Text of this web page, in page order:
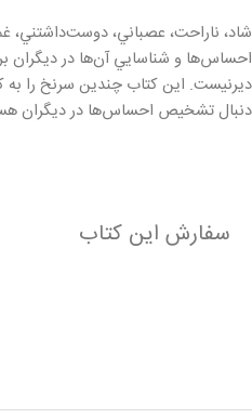
شاد، ناراحت، عصباني، دوست‌داشتني،
احساس‌ها و شناسايي آن‌ها در ديگران
ديرنيست. اين كتاب چندين سرنخ را
دنبال تشخيص احساس‌ها در ديگران
سفارش این کتاب